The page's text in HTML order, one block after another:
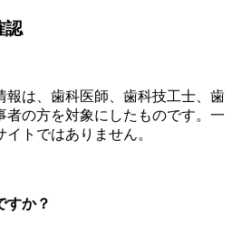
認
報は、歯科医師、歯科技工士、歯
者の方を対象にしたものです。一
トではありません。
すか？